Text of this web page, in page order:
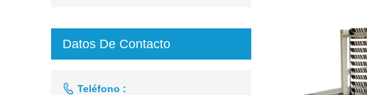
Datos De Contacto
 Teléfono :